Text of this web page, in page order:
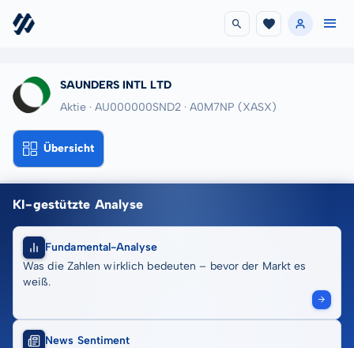
SAUNDERS INTL LTD
Aktie · AU000000SND2 · A0M7NP (XASX)
Übersicht
KI-gestützte Analyse
Fundamental-Analyse
Was die Zahlen wirklich bedeuten – bevor der Markt es
weiß.
News Sentiment